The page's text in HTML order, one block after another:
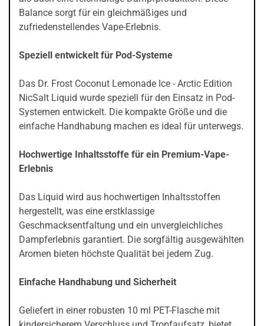
Balance sorgt für ein gleichmäßiges und
zufriedenstellendes Vape-Erlebnis.
Speziell entwickelt für Pod-Systeme
Das Dr. Frost Coconut Lemonade Ice - Arctic Edition
NicSalt Liquid wurde speziell für den Einsatz in Pod-
Systemen entwickelt. Die kompakte Größe und die
einfache Handhabung machen es ideal für unterwegs.
Hochwertige Inhaltsstoffe für ein Premium-Vape-
Erlebnis
Das Liquid wird aus hochwertigen Inhaltsstoffen
hergestellt, was eine erstklassige
Geschmacksentfaltung und ein unvergleichliches
Dampferlebnis garantiert. Die sorgfältig ausgewählten
Aromen bieten höchste Qualität bei jedem Zug.
Einfache Handhabung und Sicherheit
Geliefert in einer robusten 10 ml PET-Flasche mit